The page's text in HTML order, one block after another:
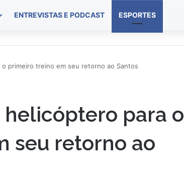
ENTREVISTAS E PODCAST ESPORTES
primeiro treino em seu retorno ao Santos
para o
seu retorno ao